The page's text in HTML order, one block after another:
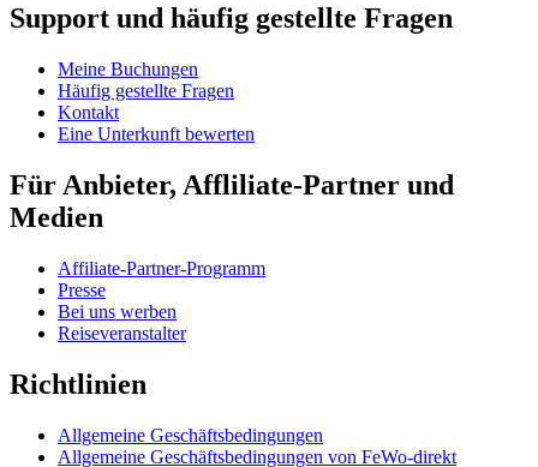
Support und häufig gestellte Fragen
Meine Buchungen
Häufig gestellte Fragen
Kontakt
Eine Unterkunft bewerten
Für Anbieter, Affliliate-Partner und
Medien
Affiliate-Partner-Programm
Presse
Bei uns werben
Reiseveranstalter
Richtlinien
Allgemeine Geschäftsbedingungen
Allgemeine Geschäftsbedingungen von FeWo-direkt